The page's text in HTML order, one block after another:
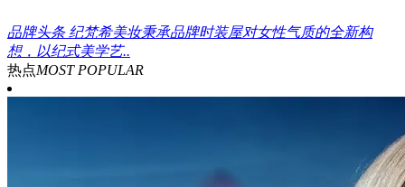
品牌头条 纪梵希美妆秉承品牌时装屋对女性气质的全新构
想，以纪式美学艺..
热点MOST POPULAR